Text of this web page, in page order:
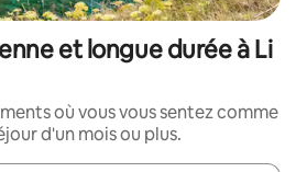
et longue durée à Li
où vous vous sentez comme
d'un mois ou plus.